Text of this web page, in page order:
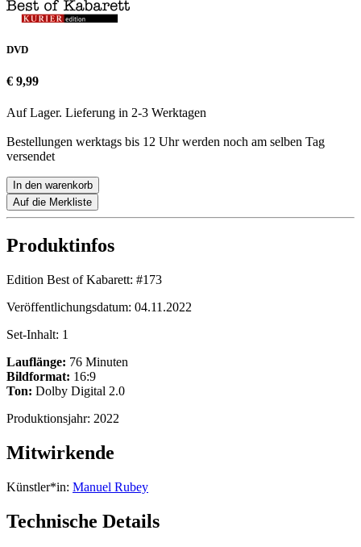
DVD
€ 9,99
Auf Lager. Lieferung in 2-3 Werktagen
Bestellungen werktags bis 12 Uhr werden noch am selben Tag
versendet
In den warenkorb
Auf die Merkliste
Produktinfos
Edition Best of Kabarett: #173
Veröffentlichungsdatum: 04.11.2022
Set-Inhalt: 1
Lauflänge: 76 Minuten
Bildformat: 16:9
Ton: Dolby Digital 2.0
Produktionsjahr: 2022
Mitwirkende
Künstler*in: Manuel Rubey
Technische Details